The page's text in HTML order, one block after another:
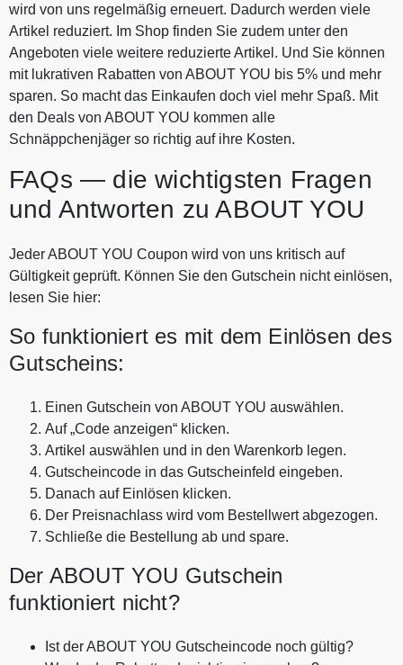
wird von uns regelmäßig erneuert. Dadurch werden viele
Artikel reduziert. Im Shop finden Sie zudem unter den
Angeboten viele weitere reduzierte Artikel. Und Sie können
mit lukrativen Rabatten von ABOUT YOU bis 5% und mehr
sparen. So macht das Einkaufen doch viel mehr Spaß. Mit
den Deals von ABOUT YOU kommen alle
Schnäppchenjäger so richtig auf ihre Kosten.
FAQs — die wichtigsten Fragen
und Antworten zu ABOUT YOU
Jeder ABOUT YOU Coupon wird von uns kritisch auf
Gültigkeit geprüft. Können Sie den Gutschein nicht einlösen,
lesen Sie hier:
So funktioniert es mit dem Einlösen des
Gutscheins:
Einen Gutschein von ABOUT YOU auswählen.
Auf „Code anzeigen“ klicken.
Artikel auswählen und in den Warenkorb legen.
Gutscheincode in das Gutscheinfeld eingeben.
Danach auf Einlösen klicken.
Der Preisnachlass wird vom Bestellwert abgezogen.
Schließe die Bestellung ab und spare.
Der ABOUT YOU Gutschein
funktioniert nicht?
Ist der ABOUT YOU Gutscheincode noch gültig?